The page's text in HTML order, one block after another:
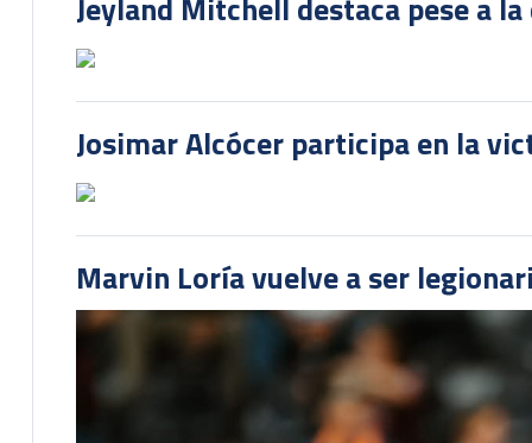
Josimar Alcócer participa en la
Marvin Loría vuelve a ser